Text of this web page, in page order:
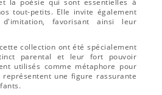
la poésie qui sont essentielles à
tout-petits. Elle invite également
favorisant ainsi leur
collection ont été spécialement
parental et leur fort pouvoir
utilisés comme métaphore pour
une figure rassurante